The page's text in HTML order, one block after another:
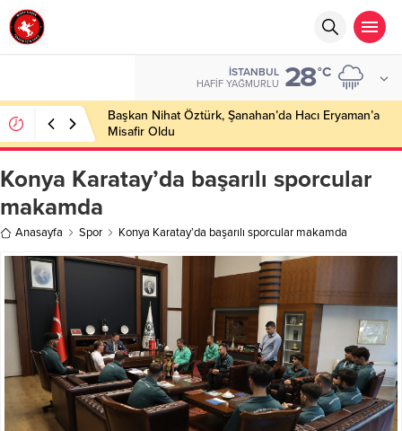
İSTANBUL
HAFIF YAĞMURLU 28°C
Başkan Nihat Öztürk, Şanahan’da Hacı Eryaman’a
Misafir Oldu
Konya Karatay’da başarılı sporcular
makamda
Anasayfa Spor Konya Karatay’da başarılı sporcular makamda